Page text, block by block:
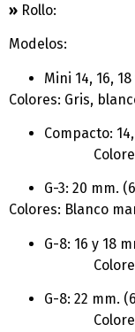
» Rollo:
Modelos:
Mini 14, 16,
Colores: Gris,
Compacto:
Colores:
G-3: 20 mm.
Colores: Blanco
G-8: 16 y 18
Colores: Gris
G-8: 22 mm.
Colores: Beig